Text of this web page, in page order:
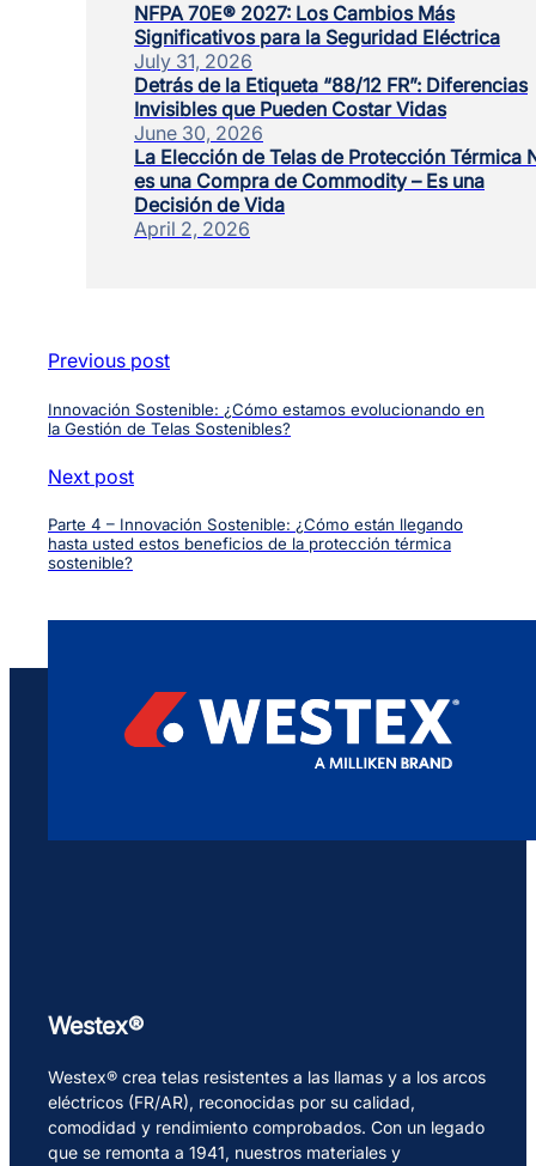
NFPA 70E® 2027: Los Cambios Más
Significativos para la Seguridad Eléctrica
July 31, 2026
Detrás de la Etiqueta “88/12 FR”: Diferencias
Invisibles que Pueden Costar Vidas
June 30, 2026
La Elección de Telas de Protección Térmica
es una Compra de Commodity – Es una
Decisión de Vida
April 2, 2026
Previous post
Innovación Sostenible: ¿Cómo estamos evolucionando en
la Gestión de Telas Sostenibles?
Next post
Parte 4 – Innovación Sostenible: ¿Cómo están llegando
hasta usted estos beneficios de la protección térmica
sostenible?
Westex®
Westex® crea telas resistentes a las llamas y a los arcos
eléctricos (FR/AR), reconocidas por su calidad,
comodidad y rendimiento comprobados. Con un legado
que se remonta a 1941, nuestros materiales y